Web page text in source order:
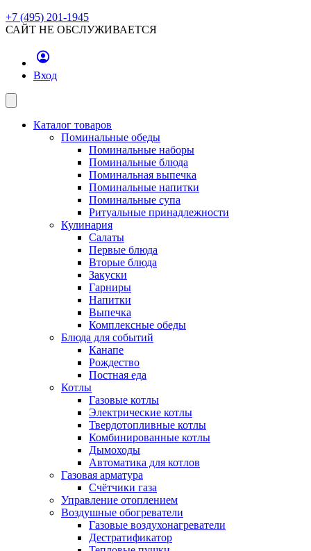
+7 (495) 201-1945
САЙТ НЕ ОБСЛУЖИВАЕТСЯ
Вход
Каталог товаров
Поминальные обеды
Поминальные наборы
Поминальные блюда
Поминальная выпечка
Поминальные напитки
Поминальные супа
Ритуальные принадлежности
Кулинария
Салаты
Первые блюда
Вторые блюда
Закуски
Гарниры
Напитки
Выпечка
Комплексные обеды
Блюда для событий
Канапе
Рождество
Постная еда
Котлы
Газовые котлы
Электрические котлы
Твердотопливные котлы
Комбинированные котлы
Дымоходы
Автоматика для котлов
Газовая арматура
Счётчики газа
Управление отоплением
Воздушные обогреватели
Газовые воздухонагреватели
Дестратификатор